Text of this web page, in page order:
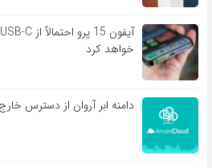
خواهد کرد
دامنه ابر آروان از دسترس